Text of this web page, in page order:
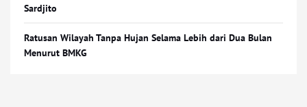
Sardjito
Ratusan Wilayah Tanpa Hujan Selama Lebih dari Dua Bulan
Menurut BMKG